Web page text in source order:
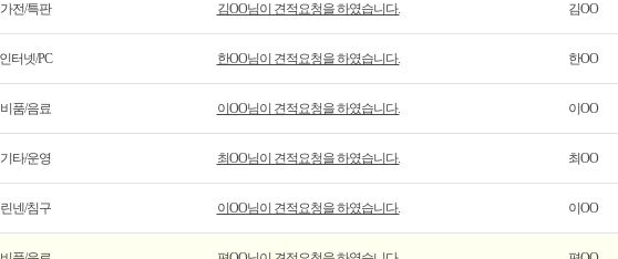
가전/특판 김OO님이 견적요청을 하였습니다. 김OO
인터넷/PC 한OO님이 견적요청을 하였습니다. 한OO
비품/음료 이OO님이 견적요청을 하였습니다. 이OO
기타/운영 최OO님이 견적요청을 하였습니다. 최OO
린넨/침구 이OO님이 견적요청을 하였습니다. 이OO